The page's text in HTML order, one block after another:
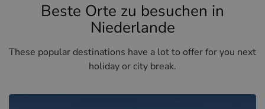
Beste Orte zu besuchen in
Niederlande
These popular destinations have a lot to offer for you next
holiday or city break.